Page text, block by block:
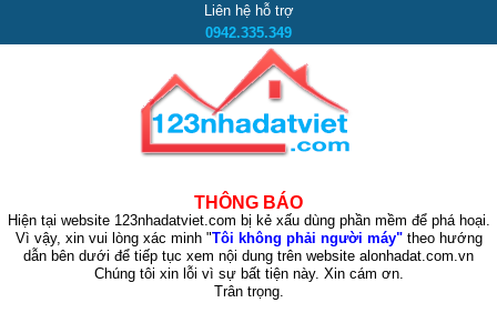
Liên hệ hỗ trợ
0942.335.349
THÔNG BÁO
Hiện tại website 123nhadatviet.com bị kẻ xấu dùng phần mềm để phá hoại.
Vì vậy, xin vui lòng xác minh "Tôi không phải người máy"theo hướng
dẫn bên dưới để tiếp tục xem nội dung trên website alonhadat.com.vn
Chúng tôi xin lỗi vì sự bất tiện này. Xin cám ơn.
Trân trọng.